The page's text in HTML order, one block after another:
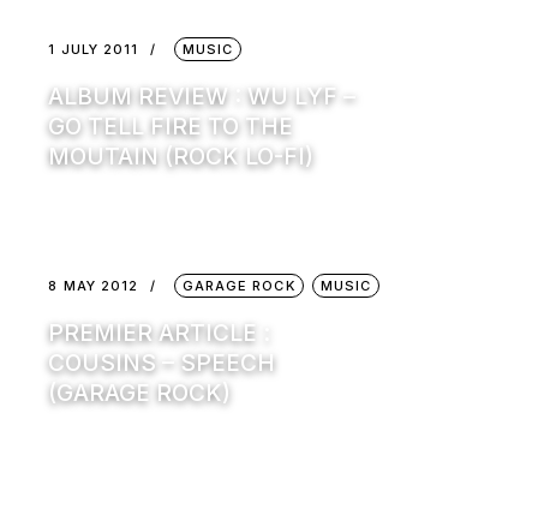
1 JULY 2011 MUSIC
ALBUM REVIEW : WU LYF –
GO TELL FIRE TO THE
MOUTAIN (ROCK LO-FI)
8 MAY 2012 GARAGE ROCK MUSIC
PREMIER ARTICLE :
COUSINS – SPEECH
(GARAGE ROCK)